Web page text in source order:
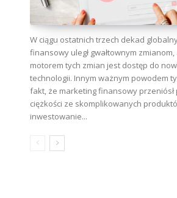
W ciągu ostatnich trzech dekad
finansowy uległ gwałtownym zmianom,
motorem tych zmian jest dostęp do
technologii. Innym ważnym powodem
fakt, że marketing finansowy przeniósł
ciężkości ze skomplikowanych
inwestowanie...